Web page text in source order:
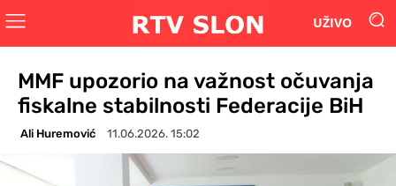
UŽIVO
MMF upozorio na važnost očuvanja
fiskalne stabilnosti Federacije BiH
Ali Huremović 11.06.2026. 15:02